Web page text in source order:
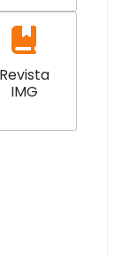
Revista
IMG